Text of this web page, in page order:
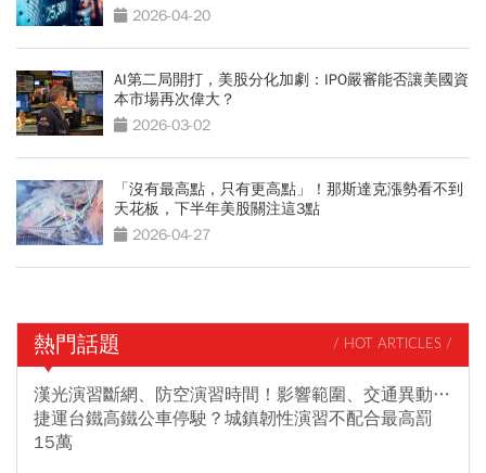
2026-04-20
AI第二局開打，美股分化加劇：IPO嚴審能否讓美國資
本市場再次偉大？
2026-03-02
「沒有最高點，只有更高點」！那斯達克漲勢看不到
天花板，下半年美股關注這3點
2026-04-27
熱門話題 / HOT ARTICLES /
漢光演習斷網、防空演習時間！影響範圍、交通異動…
捷運台鐵高鐵公車停駛？城鎮韌性演習不配合最高罰
15萬